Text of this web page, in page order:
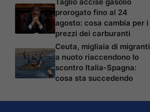
prorogato fino al 24
agosto: cosa cambia per i
prezzi dei carburanti
Ceuta, migliaia di migranti
a nuoto riaccendono lo
scontro Italia-Spagna:
cosa sta succedendo